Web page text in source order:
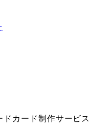
カード制作サービス